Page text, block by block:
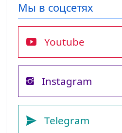
Мы в соцсетях
Youtube
Instagram
Telegram